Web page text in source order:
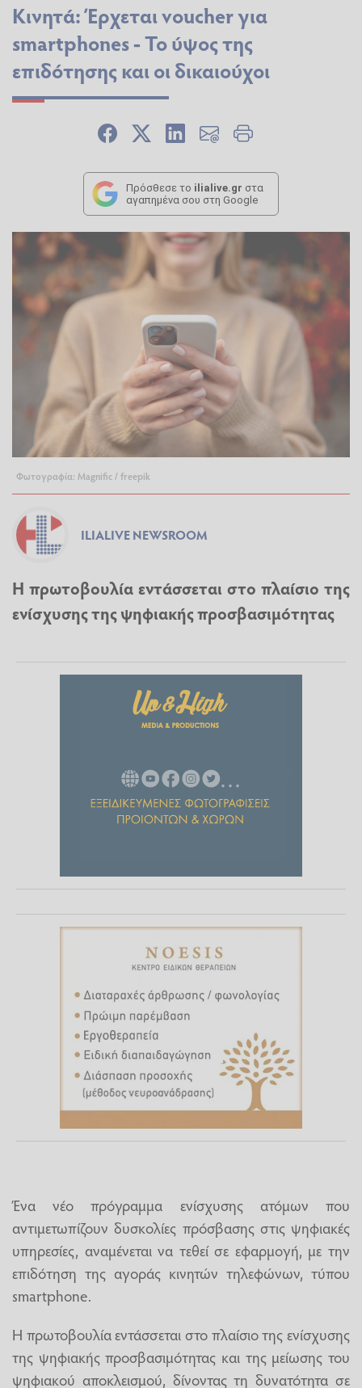
Κινητά: Έρχεται voucher για
smartphones - Το ύψος της
επιδότησης και οι δικαιούχοι
Πρόσθεσε το ilialive.gr στα
αγαπημένα σου στη Google
Φωτογραφία: Magnific / freepik
ILIALIVE NEWSROOM
Η πρωτοβουλία εντάσσεται στο πλαίσιο της
ενίσχυσης της ψηφιακής προσβασιμότητας
Ένα νέο πρόγραμμα ενίσχυσης ατόμων που
αντιμετωπίζουν δυσκολίες πρόσβασης στις ψηφιακές
υπηρεσίες, αναμένεται να τεθεί σε εφαρμογή, με την
επιδότηση της αγοράς κινητών τηλεφώνων, τύπου
smartphone.
Η πρωτοβουλία εντάσσεται στο πλαίσιο της ενίσχυσης
της ψηφιακής προσβασιμότητας και της μείωσης του
ψηφιακού αποκλεισμού, δίνοντας τη δυνατότητα σε